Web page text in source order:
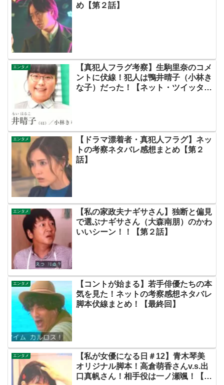
め【第２話】
エンタメ
【真犯人フラグ考察】生駒里奈のコメ
ントに伏線！犯人は鴨井晴子（小林き
な子）だった！【ネット・ツイッター
エンタメ
【ドラマ漂着者・真犯人フラグ】ネッ
トの考察ネタバレ感想まとめ【第２
話】
エンタメ
【私の家政夫ナギサさん】独断と偏見
で選ぶナギサさん（大森南朋）のかわ
いいシーン！！【第２話】
エンタメ
【コントが始まる】若手俳優たちの本
気を見た！ネットの考察感想ネタバレ
脚本伏線まとめ！【最終回】
エンタメ
【私が女優になる日＃12】青木琴美
オリジナル脚本！高倉萌香さんv.s.出
口真帆さん！相手役は一ノ瀬颯！【ネ